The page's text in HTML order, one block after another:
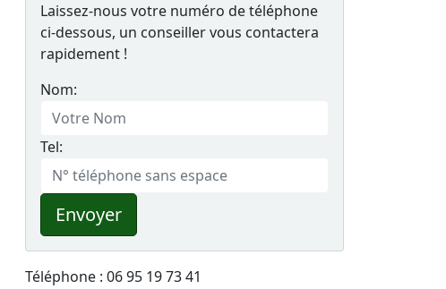
Laissez-nous votre numéro de téléphone
ci-dessous, un conseiller vous contactera
rapidement !
Nom:
Tel:
Envoyer
Téléphone : 06 95 19 73 41